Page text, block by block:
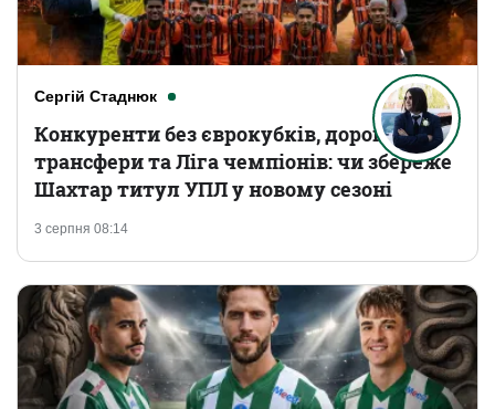
Сергій Стаднюк
3 серпня 08:14
Конкуренти без єврокубків, дорогі
трансфери та Ліга чемпіонів: чи збереже
Шахтар титул УПЛ у новому сезоні